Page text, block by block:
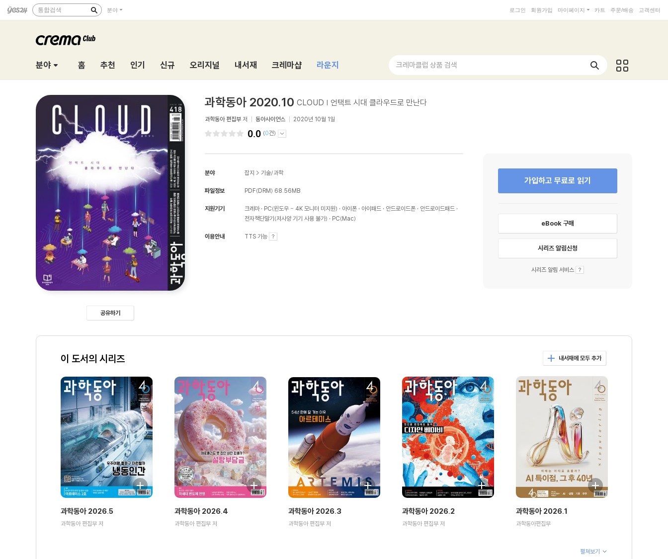
통합검색 분야 로그인 회원가입 마이페이지 카트 주문/배송 고객센터
분야 홈 추천 인기 신규 오리지널 내서재 크레마샵 라운지 크레마클럽 상품 검색
공유하기
과학동아 2020.10 CLOUD | 언택트 시대 클라우드로 만난다
과학동아 편집부 저 동아사이언스 2020년 10월 1일
0.0 (0건)
분야 잡지 > 기술/과학
파일정보 PDF(DRM) 68.56MB
지원기기 크레마 PC(윈도우 - 4K 모니터 미지원) 아이폰 아이패드 안드로이드폰
안드로이드패드
전자책단말기(저사양 기기 사용 불가)
PC(Mac)
이용안내 TTS 가능
가입하고 무료로 읽기
eBook 구매
시리즈 알림신청
시리즈 알림 서비스
이 도서의 시리즈 내서재에 모두 추가
과학동아 2026.5
과학동아 편집부 저
과학동아 2026.4
과학동아 편집부 저
과학동아 2026.3
과학동아 편집부 저
과학동아 2026.2
과학동아 편집부 저
과학동아 2026.1
과학동아편집부
펼쳐보기